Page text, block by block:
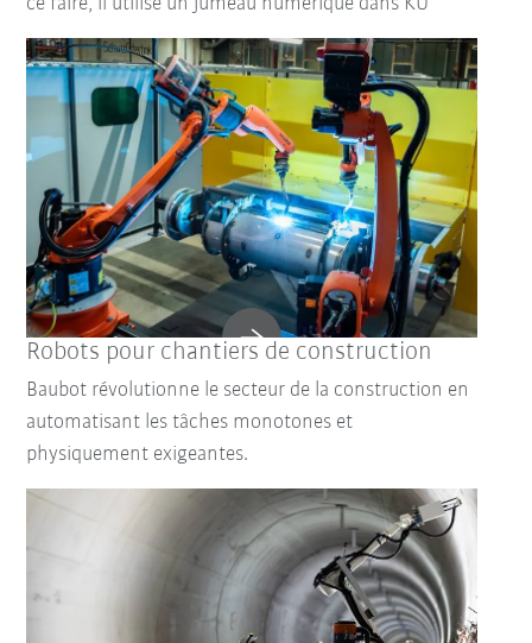
Robots pour chantiers de construction
Baubot révolutionne le secteur de la construction en
automatisant les tâches monotones et
physiquement exigeantes.